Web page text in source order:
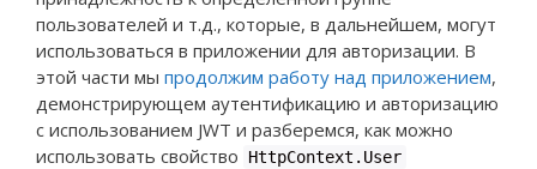
пользователей и т.д., которые, в дальнейшем, могут
использоваться в приложении для авторизации. В
этой части мы продолжим работу над приложением,
демонстрирующем аутентификацию и авторизацию
с использованием JWT и разберемся, как можно
использовать свойство
HttpContext.User